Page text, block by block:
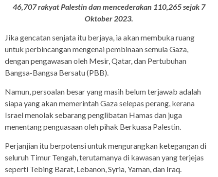
46,707 rakyat Palestin dan mencederakan 110,265 sejak 7
Oktober 2023.
Jika gencatan senjata itu berjaya, ia akan membuka ruang
untuk perbincangan mengenai pembinaan semula Gaza,
dengan pengawasan oleh Mesir, Qatar, dan Pertubuhan
Bangsa-Bangsa Bersatu (PBB).
Namun, persoalan besar yang masih belum terjawab adalah
siapa yang akan memerintah Gaza selepas perang, kerana
Israel menolak sebarang penglibatan Hamas dan juga
menentang penguasaan oleh pihak Berkuasa Palestin.
Perjanjian itu berpotensi untuk mengurangkan ketegangan di
seluruh Timur Tengah, terutamanya di kawasan yang terjejas
seperti Tebing Barat, Lebanon, Syria, Yaman, dan Iraq.